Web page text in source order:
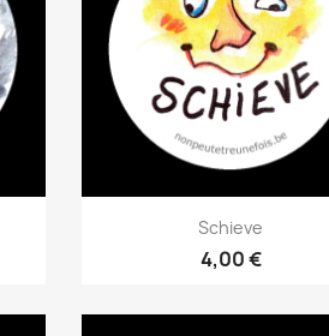
Aperçu rapide
Schieve
4,00 €